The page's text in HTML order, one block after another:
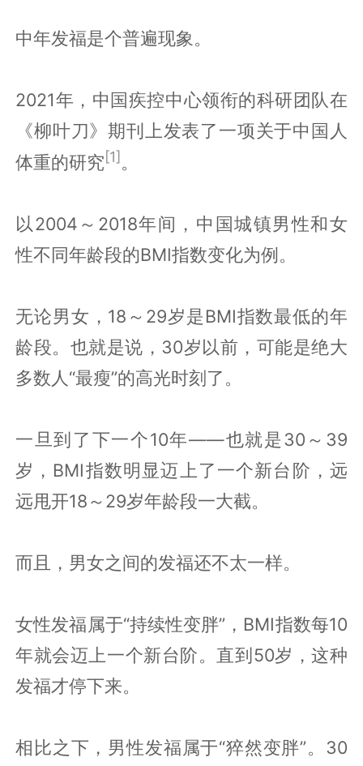
中年发福是个普遍现象。
2021年，中国疾控中心领衔的科研团队在
《柳叶刀》期刊上发表了一项关于中国人
体重的研究[1]。
以2004～2018年间，中国城镇男性和女
性不同年龄段的BMI指数变化为例。
无论男女，18～29岁是BMI指数最低的年
龄段。也就是说，30岁以前，可能是绝大
多数人“最瘦”的高光时刻了。
一旦到了下一个10年——也就是30～39
岁，BMI指数明显迈上了一个新台阶，远
远甩开18～29岁年龄段一大截。
而且，男女之间的发福还不太一样。
女性发福属于“持续性变胖”，BMI指数每10
年就会迈上一个新台阶。直到50岁，这种
发福才停下来。
相比之下，男性发福属于“猝然变胖”。30